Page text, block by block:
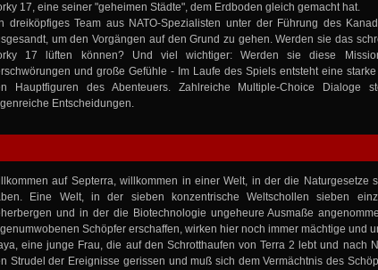
17, eine seiner "geheimen Städte", dem Erdboden gleich gemacht hat.
dreiköpfiges Team aus NATO-Spezialisten unter der Führung des
um den Vorgängen auf den Grund zu gehen. Werden sie das
17 lüften können? Und viel wichtiger: Werden sie diese
und große Gefühle - Im Laufe des Spiels entsteht eine
Hauptfiguren des Abenteuers. Zahlreiche Multiple-Choice Dialoge
Entscheidungen.
auf Septerra, willkommen in einer Welt, in der die Naturgesetze
Eine Welt, in der sieben konzentrische Weltschollen sieben
und in der die Biotechnologie ungeheure Ausmaße
Schöpfer erschaffen, wirken hier noch immer mächtige und
eine junge Frau, die auf den Schrotthaufen von Terra 2 lebt und nach
Strudel der Ereignisse gerissen und muß sich dem Vermächtnis des